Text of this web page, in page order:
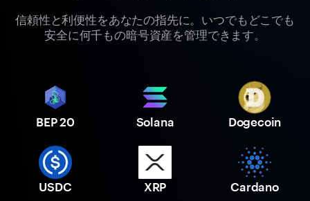
信頼性と利便性をあなたの指先に。いつでもどこでも
安全に何千もの暗号資産を管理できます。
BEP 20 Solana Dogecoin
USDC XRP Cardano